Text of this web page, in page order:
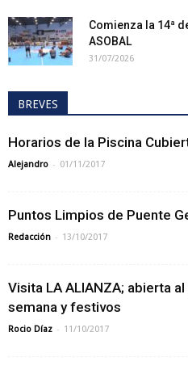
Comienza la 14ª
ASOBAL
31/07/2026
BREVES
Horarios de la Piscina
Alejandro - 01/11/2017
Puntos Limpios de Puente
Redacción - 13/10/2017
Visita LA ALIANZA; abierta
semana y festivos
Rocio Díaz - 11/10/2017